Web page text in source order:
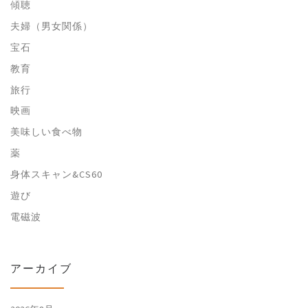
傾聴
夫婦（男女関係）
宝石
教育
旅行
映画
美味しい食べ物
薬
身体スキャン&CS60
遊び
電磁波
アーカイブ